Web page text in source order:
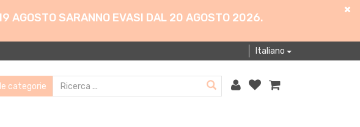
AGOSTO SARANNO EVASI DAL 20 AGOSTO 2026.
Italiano